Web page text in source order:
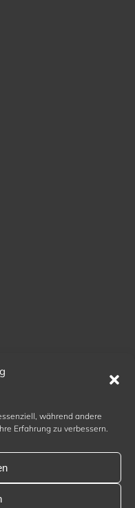
während andere
Erfahrung zu verbessern.